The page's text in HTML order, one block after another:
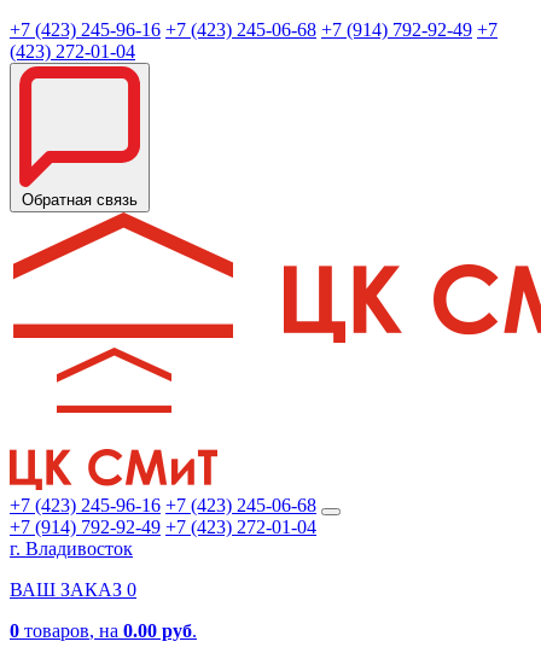
+7 (423) 245-96-16 +7 (423) 245-06-68 +7 (914) 792-92-49 +7
(423) 272-01-04
Обратная связь
+7 (423) 245-96-16 +7 (423) 245-06-68
+7 (914) 792-92-49 +7 (423) 272-01-04
г. Владивосток
ВАШ ЗАКАЗ 0
0 товаров, на 0.00 руб.